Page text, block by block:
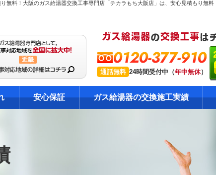
近畿 0120-377-910
通話無料 24時間受付中（年中無休）
安心保証 ガス給湯器の交換施工実績